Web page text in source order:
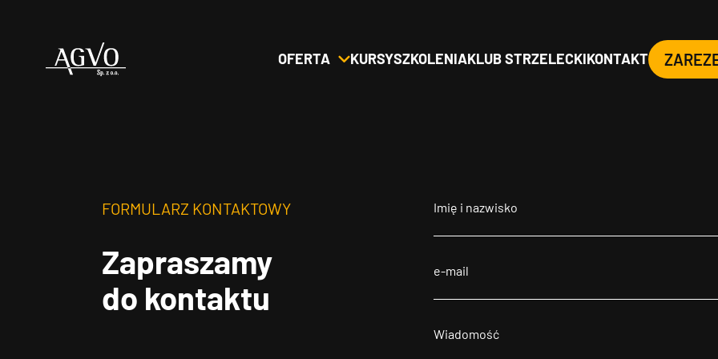
Header
OFERTA KURSYSZKOLENIAKLUB STRZELECKIKONTAKT
FORMULARZ KONTAKTOWY
Zapraszamy
do kontaktu